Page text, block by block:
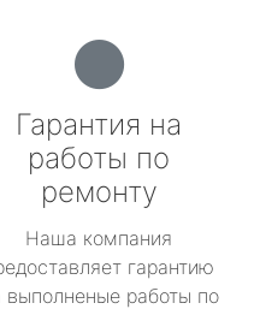
Гарантия на
работы по
ремонту
Наша компания
гарантию
выполненые работы по